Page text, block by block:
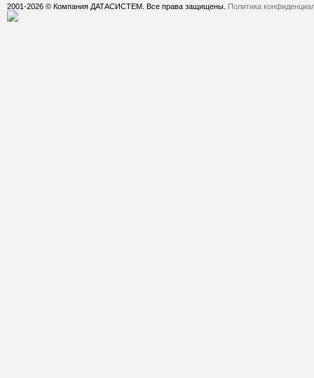
2001-2026 © Компания ДАТАСИСТЕМ. Все права защищены. Политика